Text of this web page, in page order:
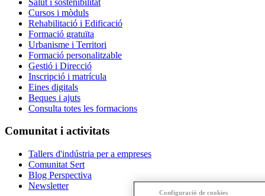
Cursos i mòduls
Rehabilitació i Edificació
Formació gratuïta
Urbanisme i Territori
Formació personalitzable
Gestió i Direcció
Inscripció i matrícula
Eines digitals
Beques i ajuts
Consulta totes les formacions
Comunitat i activitats
Tallers d'indústria per a empreses
Comunitat Sert
Blog Perspectiva
Newsletter
Configuració de cookies